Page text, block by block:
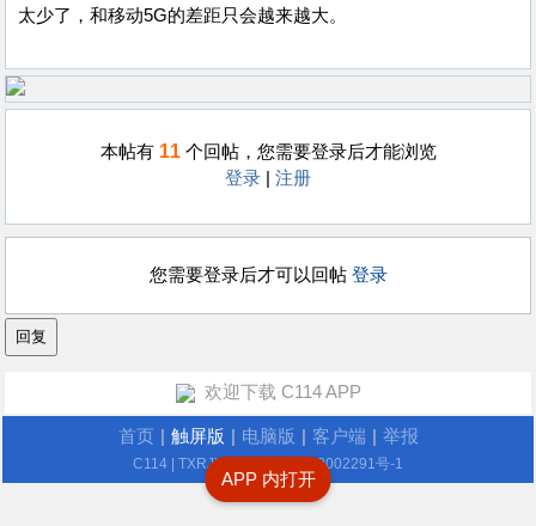
太少了，和移动5G的差距只会越来越大。
本帖有 11个回帖，您需要登录后才能浏览
登录
注册
您需要登录后才可以回帖 登录
APP 内打开
欢迎下载 C114 APP
首页 触屏版 电脑版 客户端 举报
C114 | TXRJY.com 沪ICP备12002291号-1